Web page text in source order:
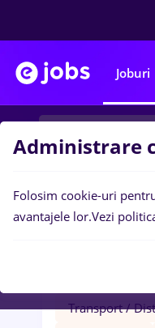
Joburi
Filtre
Transport /
Administrare
Folosim cookie-uri
avantajele lor.Vezi